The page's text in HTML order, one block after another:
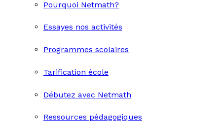
Pourquoi Netmath?
Essayes nos activités
Programmes scolaires
Tarification école
Débutez avec Netmath
Ressources pédagogiques